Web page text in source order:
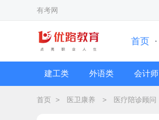
有考网
首页 ·
建工类 外语类 会计师
首页 > 医卫康养 > 医疗陪诊顾问